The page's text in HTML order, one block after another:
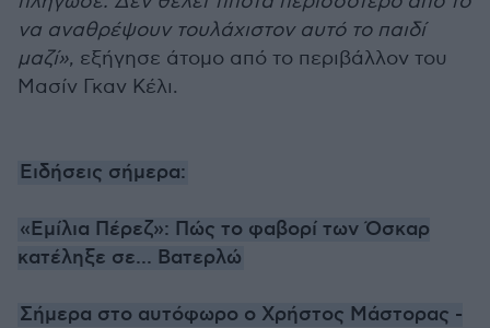
να αναθρέψουν τουλάχιστον αυτό το παιδί
μαζί», εξήγησε άτομο από το περιβάλλον του
Μασίν Γκαν Κέλι.
Ειδήσεις σήμερα:
«Εμίλια Πέρεζ»: Πώς το φαβορί των Όσκαρ
κατέληξε σε... Βατερλώ
Σήμερα στο αυτόφωρο ο Χρήστος Μάστορας -